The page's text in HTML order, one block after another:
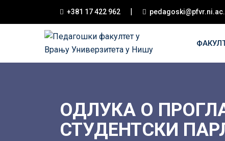
+381 17 422 962 |
ОДЛУКА О
СТУДЕНТСКИ